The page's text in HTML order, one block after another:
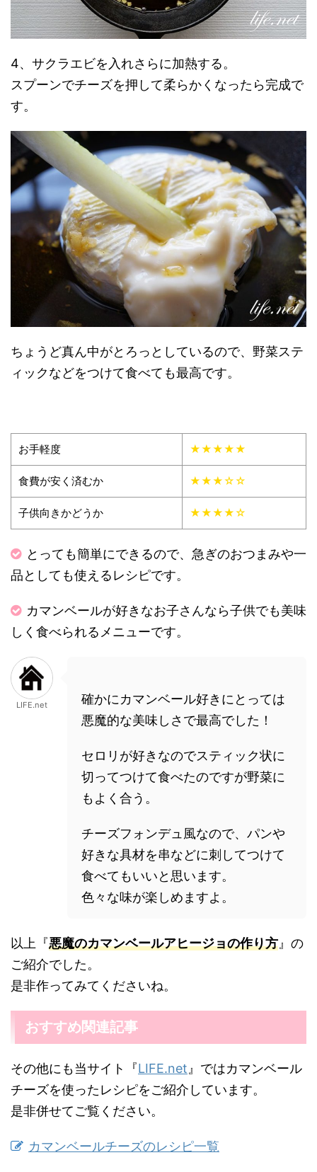
4、サクラエビを入れさらに加熱する。
スプーンでチーズを押して柔らかくなったら完成で
す。
ちょうど真ん中がとろっとしているので、野菜ステ
ィックなどをつけて食べても最高です。
お手軽度 ★★★★★
食費が安く済むか ★★★☆☆
子供向きかどうか ★★★★☆
とっても簡単にできるので、急ぎのおつまみや一
品としても使えるレシピです。
カマンベールが好きなお子さんなら子供でも美味
しく食べられるメニューです。
LIFE.net
確かにカマンベール好きにとっては
悪魔的な美味しさで最高でした！
セロリが好きなのでスティック状に
切ってつけて食べたのですが野菜に
もよく合う。
チーズフォンデュ風なので、パンや
好きな具材を串などに刺してつけて
食べてもいいと思います。
色々な味が楽しめますよ。
以上『悪魔のカマンベールアヒージョの作り方 』の
ご紹介でした。
是非作ってみてくださいね。
おすすめ関連記事
その他にも当サイト『LIFE.net 』ではカマンベール
チーズを使ったレシピをご紹介しています。
是非併せてご覧ください。
カマンベールチーズのレシピ一覧